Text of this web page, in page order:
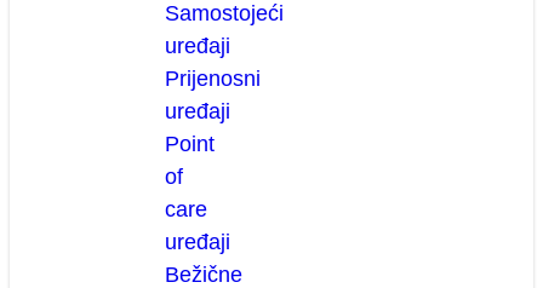
Samostojeći
uređaji
Prijenosni
uređaji
Point
of
care
uređaji
Bežične